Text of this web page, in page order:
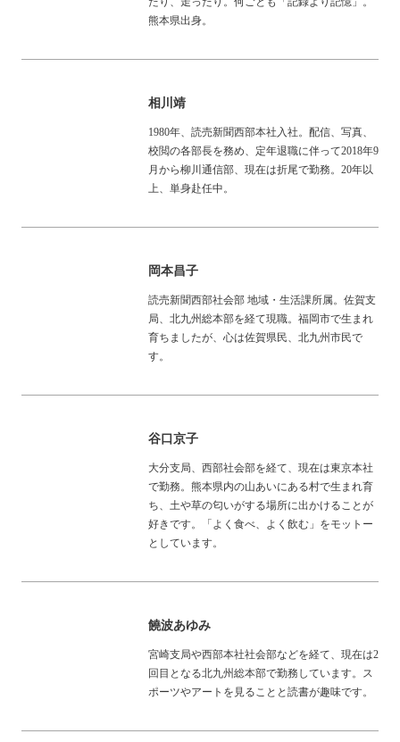
熊本県出身。
相川靖
1980年、読売新聞西部本社入社。配信、写真、
校閲の各部長を務め、定年退職に伴って2018年9
月から柳川通信部、現在は折尾で勤務。20年以
上、単身赴任中。
岡本昌子
読売新聞西部社会部 地域・生活課所属。佐賀支
局、北九州総本部を経て現職。福岡市で生まれ
育ちましたが、心は佐賀県民、北九州市民で
す。
谷口京子
大分支局、西部社会部を経て、現在は東京本社
で勤務。熊本県内の山あいにある村で生まれ育
ち、土や草の匂いがする場所に出かけることが
好きです。「よく食べ、よく飲む」をモットー
としています。
饒波あゆみ
宮崎支局や西部本社社会部などを経て、現在は2
回目となる北九州総本部で勤務しています。ス
ポーツやアートを見ることと読書が趣味です。